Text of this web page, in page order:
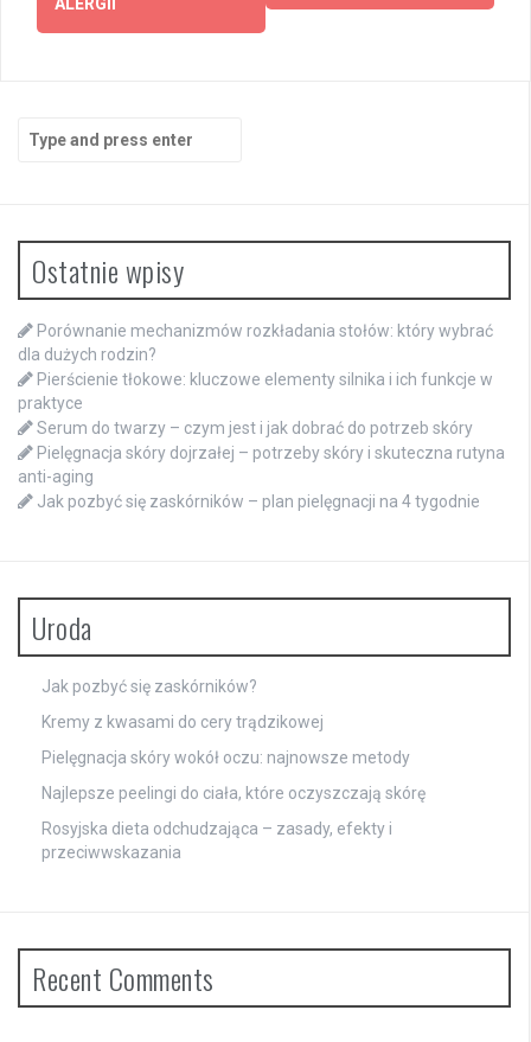
ALERGII
Search
for:
Ostatnie wpisy
Porównanie mechanizmów rozkładania stołów: który wybrać
dla dużych rodzin?
Pierścienie tłokowe: kluczowe elementy silnika i ich funkcje w
praktyce
Serum do twarzy – czym jest i jak dobrać do potrzeb skóry
Pielęgnacja skóry dojrzałej – potrzeby skóry i skuteczna rutyna
anti-aging
Jak pozbyć się zaskórników – plan pielęgnacji na 4 tygodnie
Uroda
Jak pozbyć się zaskórników?
Kremy z kwasami do cery trądzikowej
Pielęgnacja skóry wokół oczu: najnowsze metody
Najlepsze peelingi do ciała, które oczyszczają skórę
Rosyjska dieta odchudzająca – zasady, efekty i
przeciwwskazania
Recent Comments